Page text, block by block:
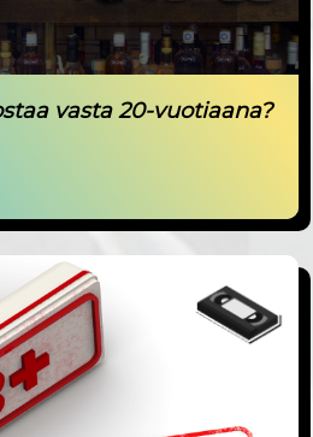
vasta 20-vuotiaana?